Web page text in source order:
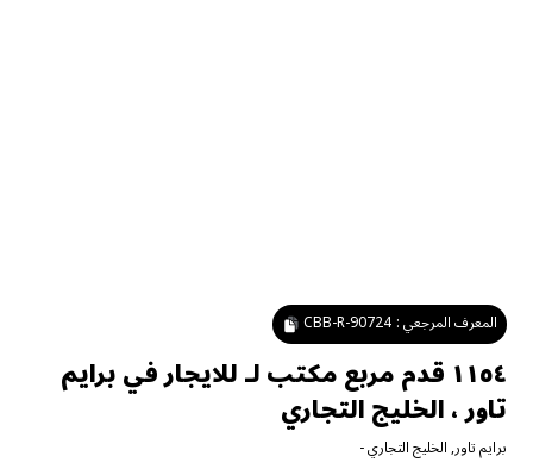
المعرف المرجعي : CBB-R-90724
١١٥٤ قدم مربع مكتب لـ للايجار في برايم
تاور ، الخليج التجاري
برايم تاور,الخليج التجاري-